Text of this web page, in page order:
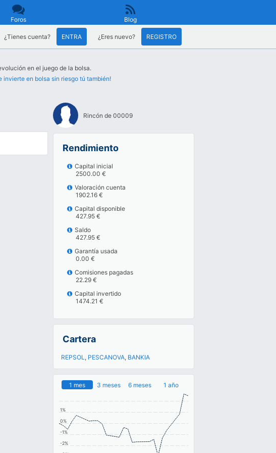
Foros Blog
¿Tienes cuenta? ENTRA ¿Eres nuevo? REGISTRO
en el juego de la bolsa.
invierte en bolsa sin riesgo tú también!
Rincón de 00009
Rendimiento
Capital inicial
2500.00 €
Valoración cuenta
1902.16 €
Capital disponible
427.95 €
Saldo
427.95 €
Garantía usada
0.00 €
Comisiones pagadas
22.29 €
Capital invertido
1474.21 €
Cartera
REPSOL, PESCANOVA, BANKIA
-2%
-1%
0%
1%
1 mes 3 meses 6 meses 1 año